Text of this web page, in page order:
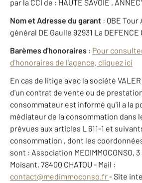
par la CCI de : HAUTE SAVOIE ,
Nom et Adresse du garant : QBE Tour
général DE Gaulle 92931 La DEFENCE
Barèmes d'honoraires : Pour
d'honoraires de l'agence, cliquez ici
En cas de litige avec la société
d'un contrat de vente ou de
consommateur est informé qu'il a la
médiateur de la consommation dans
prévues aux articles L 611-1 et
consommation , dont les
sont : Association MEDIMMOCONSO,
Moisant, 78400 CHATOU - Mail :
contact@medimmoconso.fr- Site